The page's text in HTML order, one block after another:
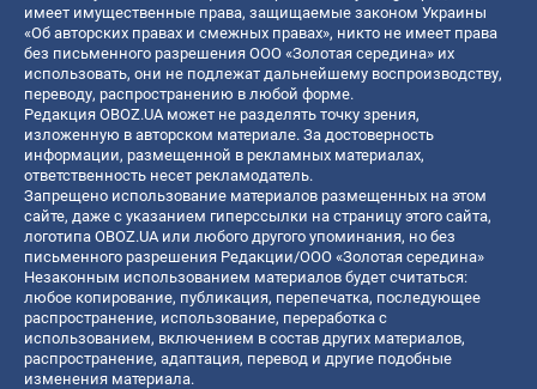
имеет имущественные права, защищаемые законом Украины
«Об авторских правах и смежных правах», никто не имеет права
без письменного разрешения ООО «Золотая середина» их
использовать, они не подлежат дальнейшему воспроизводству,
переводу, распространению в любой форме.
Редакция OBOZ.UA может не разделять точку зрения,
изложенную в авторском материале. За достоверность
информации, размещенной в рекламных материалах,
ответственность несет рекламодатель.
Запрещено использование материалов размещенных на этом
сайте, даже с указанием гиперссылки на страницу этого сайта,
логотипа OBOZ.UA или любого другого упоминания, но без
письменного разрешения Редакции/ООО «Золотая середина»
Незаконным использованием материалов будет считаться:
любое копирование, публикация, перепечатка, последующее
распространение, использование, переработка с
использованием, включением в состав других материалов,
распространение, адаптация, перевод и другие подобные
изменения материала.